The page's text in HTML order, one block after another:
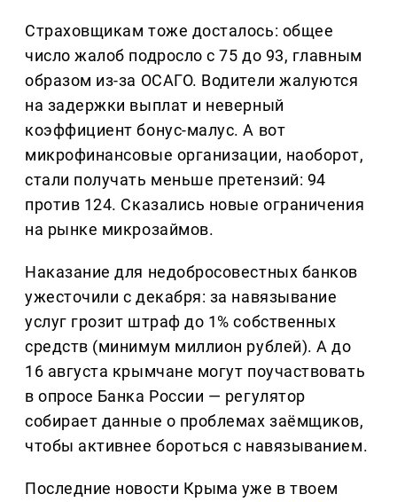
Страховщикам тоже досталось: общее
число жалоб подросло с 75 до 93, главным
образом из-за ОСАГО. Водители жалуются
на задержки выплат и неверный
коэффициент бонус-малус. А вот
микрофинансовые организации, наоборот,
стали получать меньше претензий: 94
против 124. Сказались новые ограничения
на рынке микрозаймов.
Наказание для недобросовестных банков
ужесточили с декабря: за навязывание
услуг грозит штраф до 1% собственных
средств (минимум миллион рублей). А до
16 августа крымчане могут поучаствовать
в опросе Банка России — регулятор
собирает данные о проблемах заёмщиков,
чтобы активнее бороться с навязыванием.
Последние новости Крыма уже в твоем